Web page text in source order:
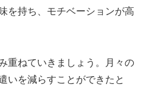
を持ち、モチベーションが高
重ねていきましょう。月々の
いを減らすことができたと